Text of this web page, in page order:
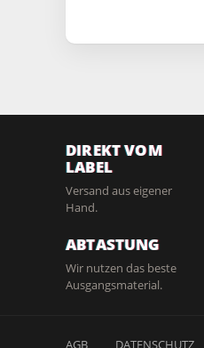
DIREKT VOM
LABEL
Versand aus eigener
Hand.
ABTASTUNG
Wir nutzen das beste
Ausgangsmaterial.
AGB DATENSCHUTZ